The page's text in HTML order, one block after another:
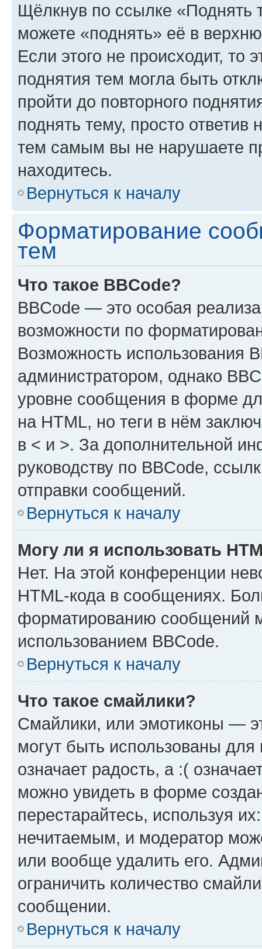
Щёлкнув по ссылке «Поднять
можете «поднять» её в
Если этого не происходит, то
поднятия тем могла быть
пройти до повторного
поднять тему, просто ответив
тем самым вы не нарушаете
находитесь.
Вернуться к началу
Форматирование
тем
Что такое BBCode?
BBCode — это особая
возможности по
Возможность использования
администратором, однако
уровне сообщения в форме
на HTML, но теги в нём
в < и >. За дополнительной
руководству по BBCode,
отправки сообщений.
Вернуться к началу
Могу ли я использовать
Нет. На этой конференции
HTML-кода в сообщениях.
форматированию сообщений
использованием BBCode.
Вернуться к началу
Что такое смайлики?
Смайлики, или эмотиконы —
могут быть использованы
означает радость, а :(
можно увидеть в форме
перестарайтесь, используя
нечитаемым, и модератор
или вообще удалить его.
ограничить количество
сообщении.
Вернуться к началу